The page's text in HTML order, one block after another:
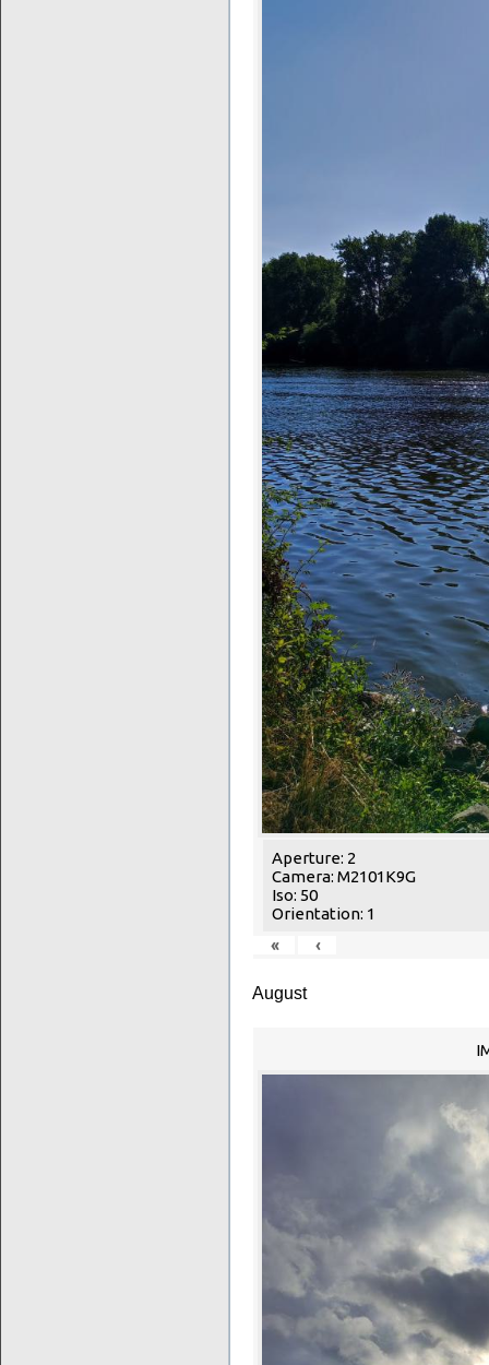
Aperture: 2
Camera: M2101K9G
Iso: 50
Orientation: 1
«
‹
August